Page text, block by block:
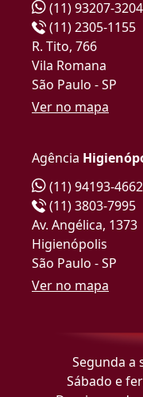
(11) 93207-3204
(11) 2305-1155
R. Tito, 766
Vila Romana
São Paulo - SP
Ver no mapa
Agência
(11) 94193-4662
(11) 3803-7995
Av. Angélica, 1373
Higienópolis
São Paulo - SP
Ver no mapa
Segunda a
Sábado e